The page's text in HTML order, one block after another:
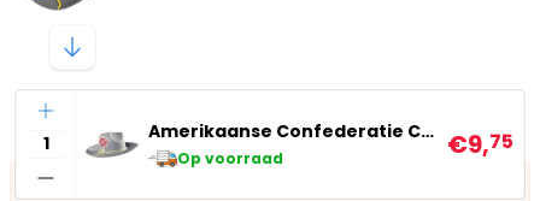
Aantal
Amerikaanse Confederatie Cap
Op voorraad €9,75